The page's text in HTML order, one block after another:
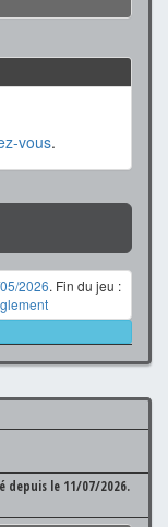
vous.
2026. Fin du jeu :
depuis le 11/07/2026.